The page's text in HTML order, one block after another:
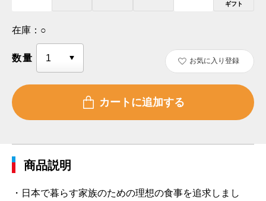
ギフト
在庫： ○
数量 お気に入り登録
商品説明
・日本で暮らす家族のための理想の食事を追求しまし